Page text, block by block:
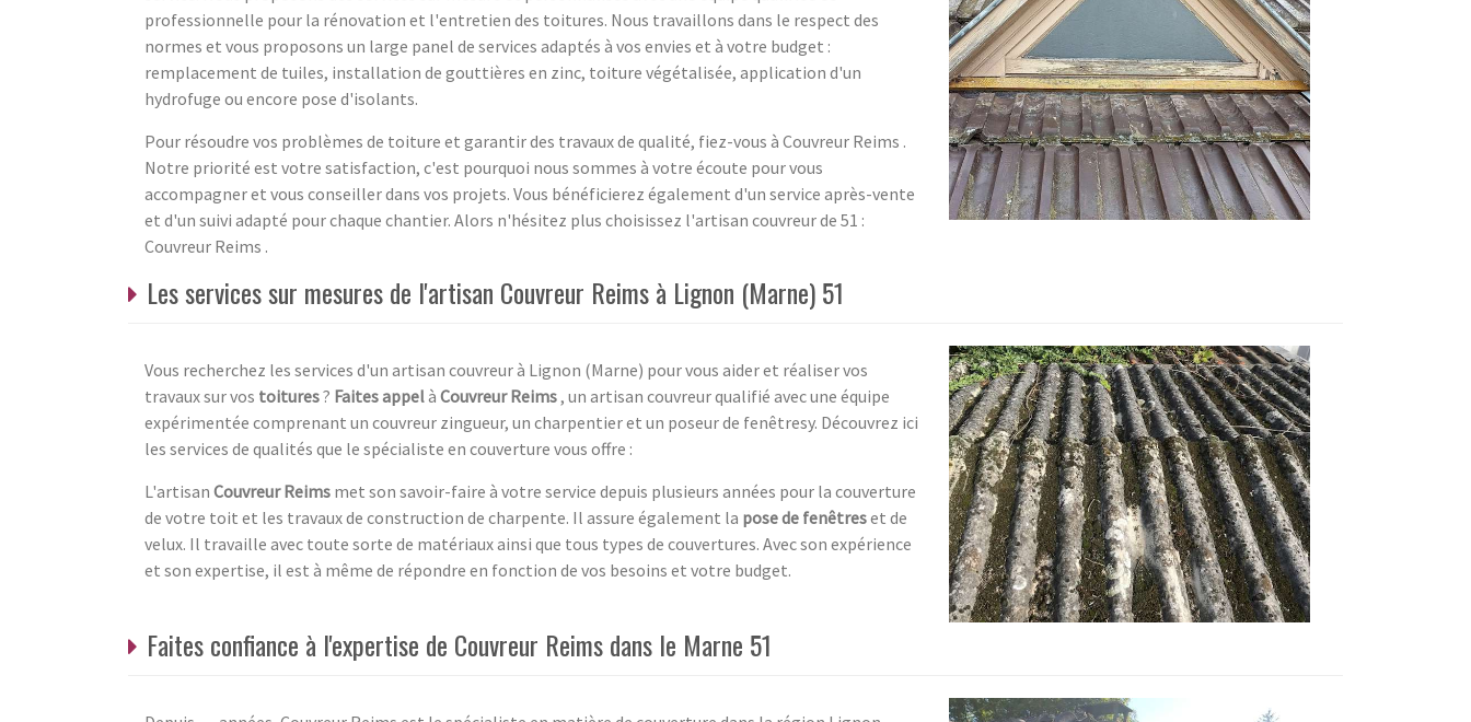
professionnelle pour la rénovation et l'entretien des toitures. Nous travaillons dans le respect des
normes et vous proposons un large panel de services adaptés à vos envies et à votre budget :
remplacement de tuiles, installation de gouttières en zinc, toiture végétalisée, application d'un
hydrofuge ou encore pose d'isolants.
Pour résoudre vos problèmes de toiture et garantir des travaux de qualité, fiez-vous à Couvreur Reims .
Notre priorité est votre satisfaction, c'est pourquoi nous sommes à votre écoute pour vous
accompagner et vous conseiller dans vos projets. Vous bénéficierez également d'un service après-vente
et d'un suivi adapté pour chaque chantier. Alors n'hésitez plus choisissez l'artisan couvreur de 51 :
Couvreur Reims .
Les services sur mesures de l'artisan Couvreur Reims à Lignon (Marne) 51
Vous recherchez les services d'un artisan couvreur à Lignon (Marne) pour vous aider et réaliser vos
travaux sur vos toitures? Faites appelà Couvreur Reims, un artisan couvreur qualifié avec une équipe
expérimentée comprenant un couvreur zingueur, un charpentier et un poseur de fenêtresy. Découvrez ici
les services de qualités que le spécialiste en couverture vous offre :
L'artisan Couvreur Reims met son savoir-faire à votre service depuis plusieurs années pour la couverture
de votre toit et les travaux de construction de charpente. Il assure également la pose de fenêtreset de
velux. Il travaille avec toute sorte de matériaux ainsi que tous types de couvertures. Avec son expérience
et son expertise, il est à même de répondre en fonction de vos besoins et votre budget.
Faites confiance à l'expertise de Couvreur Reims dans le Marne 51